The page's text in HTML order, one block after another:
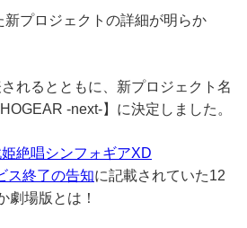
プロジェクトの詳細が明らか
れるとともに、新プロジェクト名
-next-】に決定しました。
姫絶唱シンフォギアXD
ス終了の告知に記載されていた12
劇場版とは！